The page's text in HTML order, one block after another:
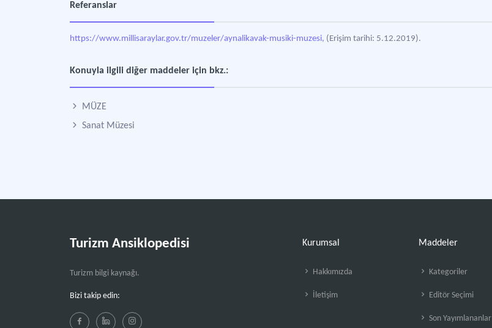
Referanslar
https://www.millisaraylar.gov.tr/muzeler/aynalikavak-musiki-muzesi, (Erişim tarihi: 5.12.2019).
Konuyla ilgili diğer maddeler için bkz.:
MÜZE
Sanat Müzesi
Turizm Ansiklopedisi
Turizm bilgi kaynağı.
Bizi takip edin:
Kurumsal
Hakkımızda
İletişim
Maddeler
Kategoriler
Editör Seçimi
Son Yayımlananlar